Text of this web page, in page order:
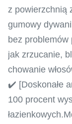
z powierzchnią
gumowy
bez problemów
jak zrzucanie,
chowanie
✔️ [Doskonałe
100 procent